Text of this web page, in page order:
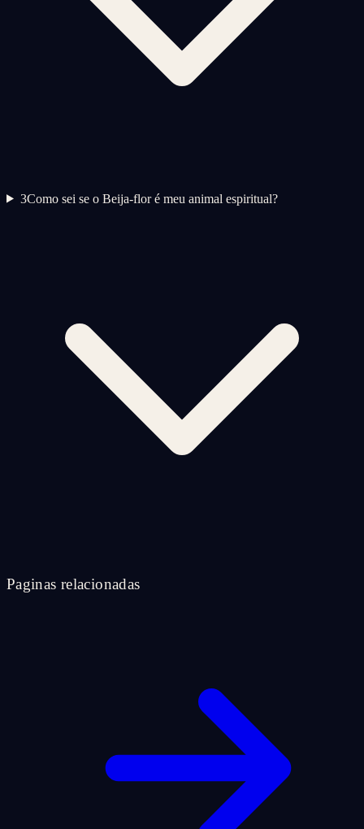
3Como sei se o Beija-flor é meu animal espiritual?
Paginas relacionadas